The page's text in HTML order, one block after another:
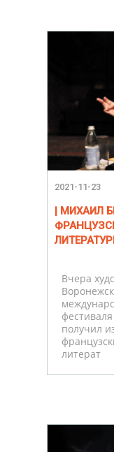
2021-11-23
| МИХАИЛ
Вчера
получил
литерат